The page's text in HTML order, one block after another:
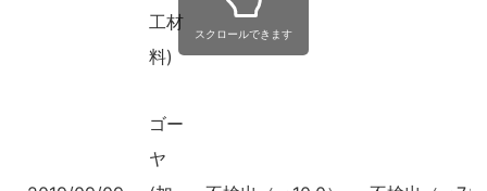
工材
料)
ゴー
ヤ
スクロールできます